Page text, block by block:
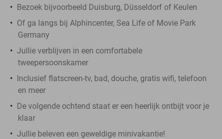
Bezoek bijvoorbeeld Duisburg, Düsseldorf of Keulen
Of ga langs bij Alphincenter, Sea Life of Movie Park
Germany
Jullie verblijven in een comfortabele
tweepersoonskamer
Inclusief flatscreen-tv, bad, douche, gratis wifi, telefoon
en meer
De volgende ochtend staat er een heerlijk ontbijt voor je
klaar
Jullie beleven een geweldige minivakantie!